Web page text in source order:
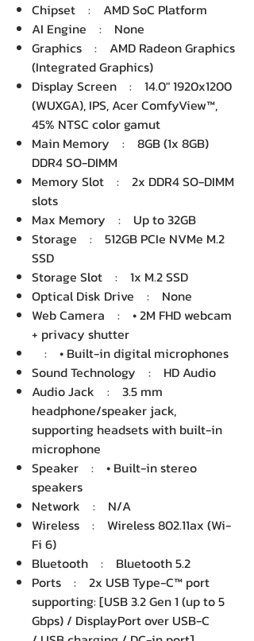
Chipset : AMD SoC Platform
AI Engine : None
Graphics : AMD Radeon Graphics
(Integrated Graphics)
Display Screen : 14.0" 1920x1200
(WUXGA), IPS, Acer ComfyView™,
45% NTSC color gamut
Main Memory : 8GB (1x 8GB)
DDR4 SO-DIMM
Memory Slot : 2x DDR4 SO-DIMM
slots
Max Memory : Up to 32GB
Storage : 512GB PCIe NVMe M.2
SSD
Storage Slot : 1x M.2 SSD
Optical Disk Drive : None
Web Camera : • 2M FHD webcam
+ privacy shutter
: • Built-in digital microphones
Sound Technology : HD Audio
Audio Jack : 3.5 mm
headphone/speaker jack,
supporting headsets with built-in
microphone
Speaker : • Built-in stereo
speakers
Network : N/A
Wireless : Wireless 802.11ax (Wi-
Fi 6)
Bluetooth : Bluetooth 5.2
Ports : 2x USB Type-C™ port
supporting: [USB 3.2 Gen 1 (up to 5
Gbps) / DisplayPort over USB-C